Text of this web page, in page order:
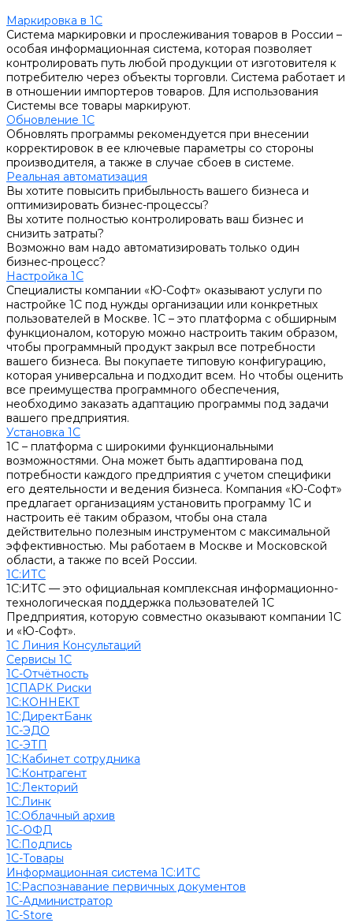
Маркировка в 1С
Система маркировки и прослеживания товаров в России –
особая информационная система, которая позволяет
контролировать путь любой продукции от изготовителя к
потребителю через объекты торговли. Система работает и
в отношении импортеров товаров. Для использования
Системы все товары маркируют.
Обновление 1С
Обновлять программы рекомендуется при внесении
корректировок в ее ключевые параметры со стороны
производителя, а также в случае сбоев в системе.
Реальная автоматизация
Вы хотите повысить прибыльность вашего бизнеса и
оптимизировать бизнес-процессы?
Вы хотите полностью контролировать ваш бизнес и
снизить затраты?
Возможно вам надо автоматизировать только один
бизнес-процесс?
Настройка 1С
Специалисты компании «Ю-Софт» оказывают услуги по
настройке 1С под нужды организации или конкретных
пользователей в Москве. 1С – это платформа с обширным
функционалом, которую можно настроить таким образом,
чтобы программный продукт закрыл все потребности
вашего бизнеса. Вы покупаете типовую конфигурацию,
которая универсальна и подходит всем. Но чтобы оценить
все преимущества программного обеспечения,
необходимо заказать адаптацию программы под задачи
вашего предприятия.
Установка 1С
1С – платформа с широкими функциональными
возможностями. Она может быть адаптирована под
потребности каждого предприятия с учетом специфики
его деятельности и ведения бизнеса. Компания «Ю-Софт»
предлагает организациям установить программу 1С и
настроить её таким образом, чтобы она стала
действительно полезным инструментом с максимальной
эффективностью. Мы работаем в Москве и Московской
области, а также по всей России.
1С:ИТС
1С:ИТС — это официальная комплексная информационно-
технологическая поддержка пользователей 1С
Предприятия, которую совместно оказывают компании 1С
и «Ю-Софт».
1С Линия Консультаций
Сервисы 1С
1С-Отчётность
1СПАРК Риски
1С:КОННЕКТ
1С:ДиректБанк
1С-ЭДО
1С-ЭТП
1С:Кабинет сотрудника
1С:Контрагент
1С:Лекторий
1С:Линк
1С:Облачный архив
1С-ОФД
1С:Подпись
1С-Товары
Информационная система 1С:ИТС
1С:Распознавание первичных документов
1С-Администратор
1С-Store